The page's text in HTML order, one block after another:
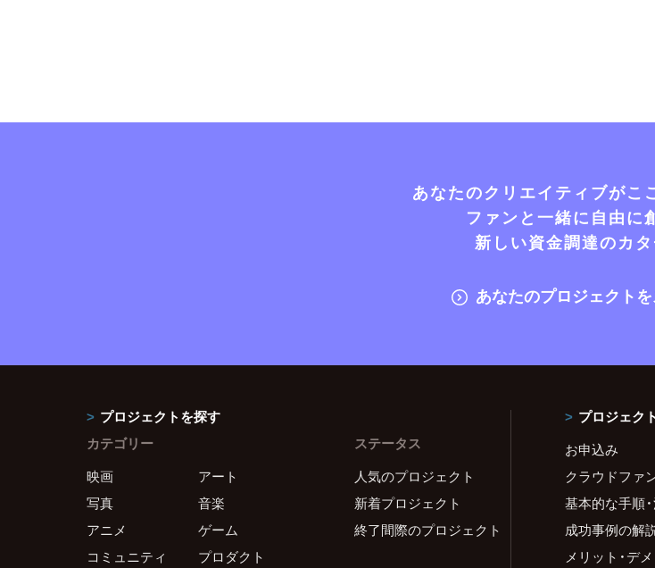
あなたのクリエイティブがこ
ファンと一緒に自由に
新しい資金調達のカ
あなたのプロジェクト
プロジェクトを探す
カテゴリー
映画
アート
写真
音楽
アニメ
ゲーム
コミュニティ
プロダクト
ステータス
人気のプロジェクト
新着プロジェクト
終了間際のプロジェクト
プロジェク
お申込み
クラウドファ
基本的な手順
成功事例の解
メリット・デ